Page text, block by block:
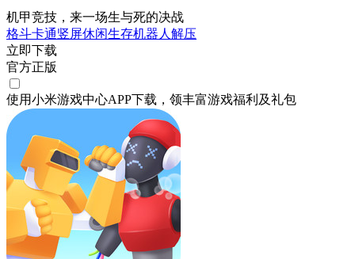
机甲竞技，来一场生与死的决战
格斗卡通竖屏休闲生存机器人 解压
立即下载
官方正版
使用小米游戏中心APP下载 ，领丰富游戏福利 及礼包